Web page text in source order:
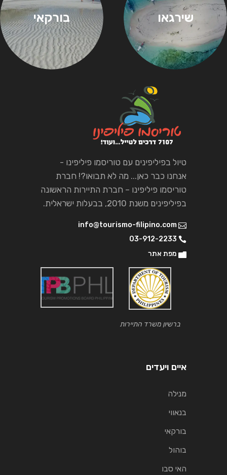
שירגאו בורקאי
טיול בפיליפינים עם טוריסמו פיליפינו -
אנחנו כבר כאן... מה לא תבואו?! חברת
טוריסמו פיליפינו – חברת התיירות הראשונה
בפיליפינים משנת 2010, בבעלות ישראלית.
info@tourismo-filipino.com
03-912-2233
מפת אתר
ברשיון משרד התיירות
איים ויעדים
מנילה
בנאווי
בורקאי
בוהול
האי סבו